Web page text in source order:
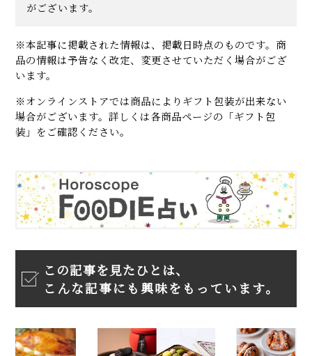
がございます。
※本記事に掲載された情報は、掲載日時点のものです。商
品の情報は予告なく改定、変更させていただく場合がござ
います。
※オンラインストアでは商品によりギフト包装が出来ない
場合がございます。詳しくは各商品ページの「ギフト包
装」をご確認ください。
この記事を見たひとは、
こんな記事にも興味をもっています。